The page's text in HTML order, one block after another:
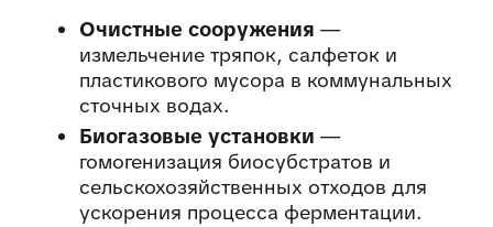
Очистные сооружения —
измельчение тряпок, салфеток и
пластикового мусора в коммунальных
сточных водах.
Биогазовые установки —
гомогенизация биосубстратов и
сельскохозяйственных отходов для
ускорения процесса ферментации.